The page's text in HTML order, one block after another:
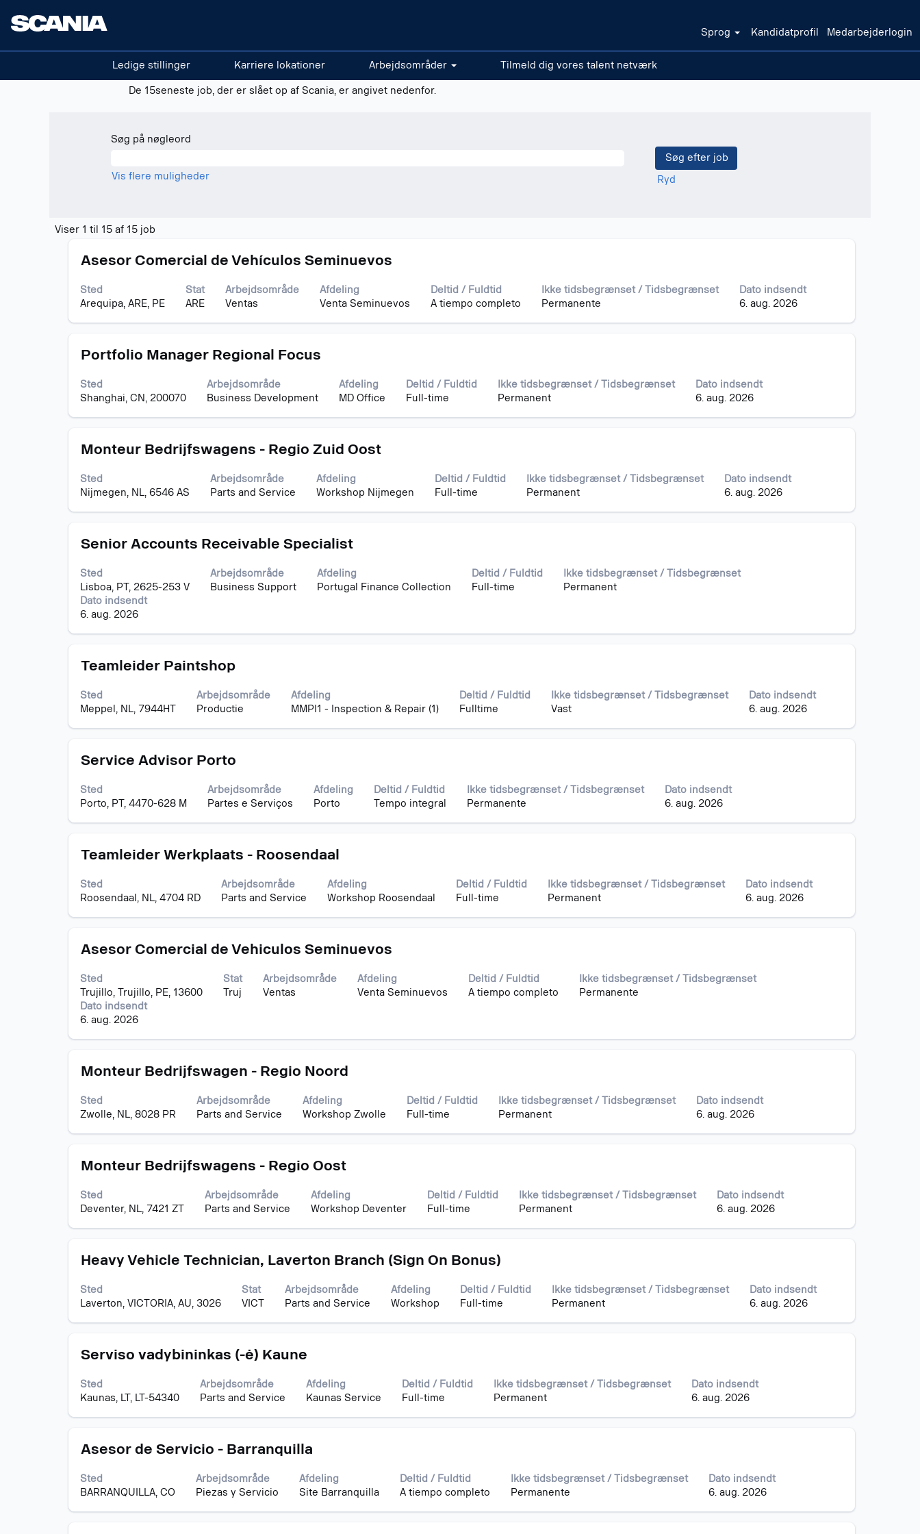
Sprog Kandidatprofil Medarbejderlogin
Ledige stillinger Karriere lokationer Arbejdsområder Tilmeld dig vores talent netværk
Der er i øjeblikket ingen ledige stillinger, der matcher "
De 15seneste job, der er slået op af Scania, er angivet nedenfor.
Søg på nøgleord
Vis flere muligheder Ryd
Viser 1 til 15 af 15 job
"Ghana".
til
af
job
tabulatortasten
at
til
for
detaljer
Stilling
Asesor Comercial de Vehículos Seminuevos
Sted
Arequipa, ARE, PE
Stat
ARE
Arbejdsområde
Ventas
Afdeling
Venta Seminuevos
Deltid / Fuldtid
A tiempo completo
Ikke tidsbegrænset / Tidsbegrænset
Permanente
Dato indsendt
6. aug. 2026
Vælg
mellemrumstasten
for
se
fulde
af
joboplysningerne.
Stilling
Portfolio Manager Regional Focus
Sted
Shanghai, CN, 200070
Arbejdsområde
Business Development
Afdeling
MD Office
Deltid / Fuldtid
Full-time
Ikke tidsbegrænset / Tidsbegrænset
Permanent
Dato indsendt
6. aug. 2026
Vælg
mellemrumstasten
for
se
fulde
af
joboplysningerne.
Stilling
Monteur Bedrijfswagens - Regio Zuid Oost
Sted
Nijmegen, NL, 6546 AS
Arbejdsområde
Parts and Service
Afdeling
Workshop Nijmegen
Deltid / Fuldtid
Full-time
Ikke tidsbegrænset / Tidsbegrænset
Permanent
Dato indsendt
6. aug. 2026
Vælg
mellemrumstasten
for
se
fulde
af
joboplysningerne.
Stilling
Senior Accounts Receivable Specialist
Sted
Lisboa, PT, 2625-253 V
Arbejdsområde
Business Support
Afdeling
Portugal Finance Collection
Deltid / Fuldtid
Full-time
Ikke tidsbegrænset / Tidsbegrænset
Permanent
Dato indsendt
6. aug. 2026
Vælg
mellemrumstasten
for
at
se
fulde
af
Stilling
Teamleider Paintshop
Sted
Meppel, NL, 7944HT
Arbejdsområde
Productie
Afdeling
MMPI1 - Inspection & Repair (1)
Deltid / Fuldtid
Fulltime
Ikke tidsbegrænset / Tidsbegrænset
Vast
Dato indsendt
6. aug. 2026
Vælg
mellemrumstasten
for
se
fulde
af
joboplysningerne.
Stilling
Service Advisor Porto
Sted
Porto, PT, 4470-628 M
Arbejdsområde
Partes e Serviços
Afdeling
Porto
Deltid / Fuldtid
Tempo integral
Ikke tidsbegrænset / Tidsbegrænset
Permanente
Dato indsendt
6. aug. 2026
Vælg
mellemrumstasten
for
se
fulde
af
joboplysningerne.
Stilling
Teamleider Werkplaats - Roosendaal
Sted
Roosendaal, NL, 4704 RD
Arbejdsområde
Parts and Service
Afdeling
Workshop Roosendaal
Deltid / Fuldtid
Full-time
Ikke tidsbegrænset / Tidsbegrænset
Permanent
Dato indsendt
6. aug. 2026
Vælg
mellemrumstasten
for
se
fulde
af
joboplysningerne.
Stilling
Asesor Comercial de Vehiculos Seminuevos
Sted
Trujillo, Trujillo, PE, 13600
Stat
Truj
Arbejdsområde
Ventas
Afdeling
Venta Seminuevos
Deltid / Fuldtid
A tiempo completo
Ikke tidsbegrænset / Tidsbegrænset
Permanente
Dato indsendt
6. aug. 2026
Vælg
mellemrumstasten
for
at
se
fulde
af
Stilling
Monteur Bedrijfswagen - Regio Noord
Sted
Zwolle, NL, 8028 PR
Arbejdsområde
Parts and Service
Afdeling
Workshop Zwolle
Deltid / Fuldtid
Full-time
Ikke tidsbegrænset / Tidsbegrænset
Permanent
Dato indsendt
6. aug. 2026
Vælg
mellemrumstasten
for
se
fulde
af
joboplysningerne.
Stilling
Monteur Bedrijfswagens - Regio Oost
Sted
Deventer, NL, 7421 ZT
Arbejdsområde
Parts and Service
Afdeling
Workshop Deventer
Deltid / Fuldtid
Full-time
Ikke tidsbegrænset / Tidsbegrænset
Permanent
Dato indsendt
6. aug. 2026
Vælg
mellemrumstasten
for
se
fulde
af
joboplysningerne.
Stilling
Heavy Vehicle Technician, Laverton Branch (Sign On Bonus)
Sted
Laverton, VICTORIA, AU, 3026
Stat
VICT
Arbejdsområde
Parts and Service
Afdeling
Workshop
Deltid / Fuldtid
Full-time
Ikke tidsbegrænset / Tidsbegrænset
Permanent
Dato indsendt
6. aug. 2026
Vælg
mellemrumstasten
for
se
fulde
af
joboplysningerne.
Stilling
Serviso vadybininkas (-ė) Kaune
Sted
Kaunas, LT, LT-54340
Arbejdsområde
Parts and Service
Afdeling
Kaunas Service
Deltid / Fuldtid
Full-time
Ikke tidsbegrænset / Tidsbegrænset
Permanent
Dato indsendt
6. aug. 2026
Vælg
mellemrumstasten
for
se
fulde
af
joboplysningerne.
Stilling
Asesor de Servicio - Barranquilla
Sted
BARRANQUILLA, CO
Arbejdsområde
Piezas y Servicio
Afdeling
Site Barranquilla
Deltid / Fuldtid
A tiempo completo
Ikke tidsbegrænset / Tidsbegrænset
Permanente
Dato indsendt
6. aug. 2026
Vælg
mellemrumstasten
for
se